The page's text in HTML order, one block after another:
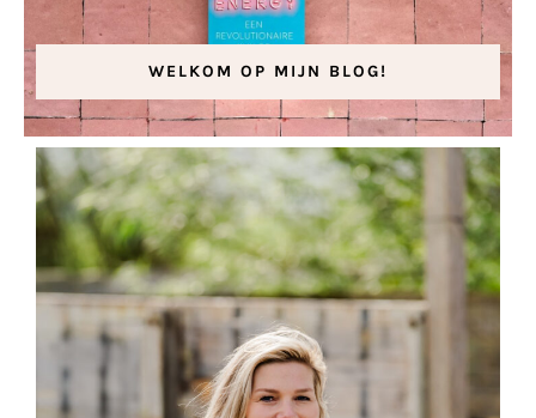
Brain Energy
22 november 2023
WELKOM OP MIJN BLOG!